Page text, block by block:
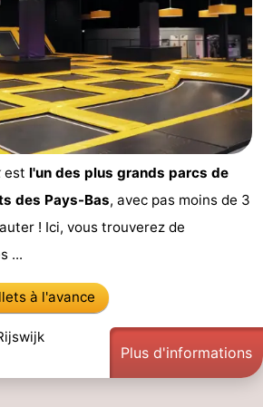
est l'un des plus grands parcs de
des Pays-Bas, avec pas moins de 3
! Ici, vous trouverez de
...
à l'avance
Plus d'informations